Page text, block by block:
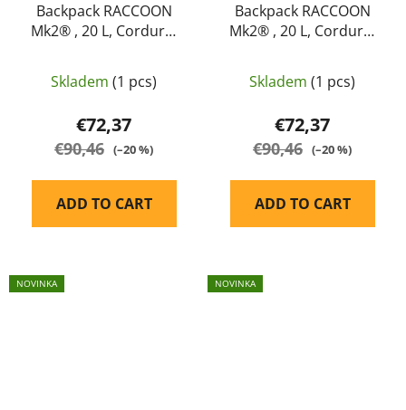
Backpack RACCOON
Mk2® , 20 L, Cordura,
Skladem (1 pcs)
€72,37
€90,46 (–20 %)
ADD TO CART
Backpack RACCOON
Mk2® , 20 L, Cordura,
Skladem (1 pcs)
€72,37
€90,46 (–20 %)
ADD TO CART
NOVINKA NOVINKA